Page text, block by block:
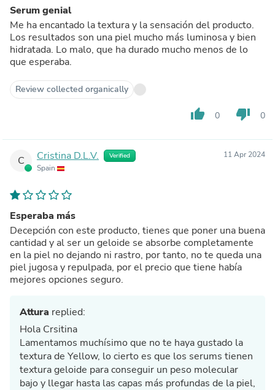
Serum genial
Me ha encantado la textura y la sensación del producto.
Los resultados son una piel mucho más luminosa y bien
hidratada. Lo malo, que ha durado mucho menos de lo
que esperaba.
Review collected organically
thumb_up 0 thumb_down 0
C Cristina D.L.V. Verified
Spain
11 Apr 2024
Esperaba más
Decepción con este producto, tienes que poner una buena
cantidad y al ser un geloide se absorbe completamente
en la piel no dejando ni rastro, por tanto, no te queda una
piel jugosa y repulpada, por el precio que tiene había
mejores opciones seguro.
Attura replied:
Hola Crsitina
Lamentamos muchísimo que no te haya gustado la
textura de Yellow, lo cierto es que los serums tienen
textura geloide para conseguir un peso molecular
bajo y llegar hasta las capas más profundas de la piel,